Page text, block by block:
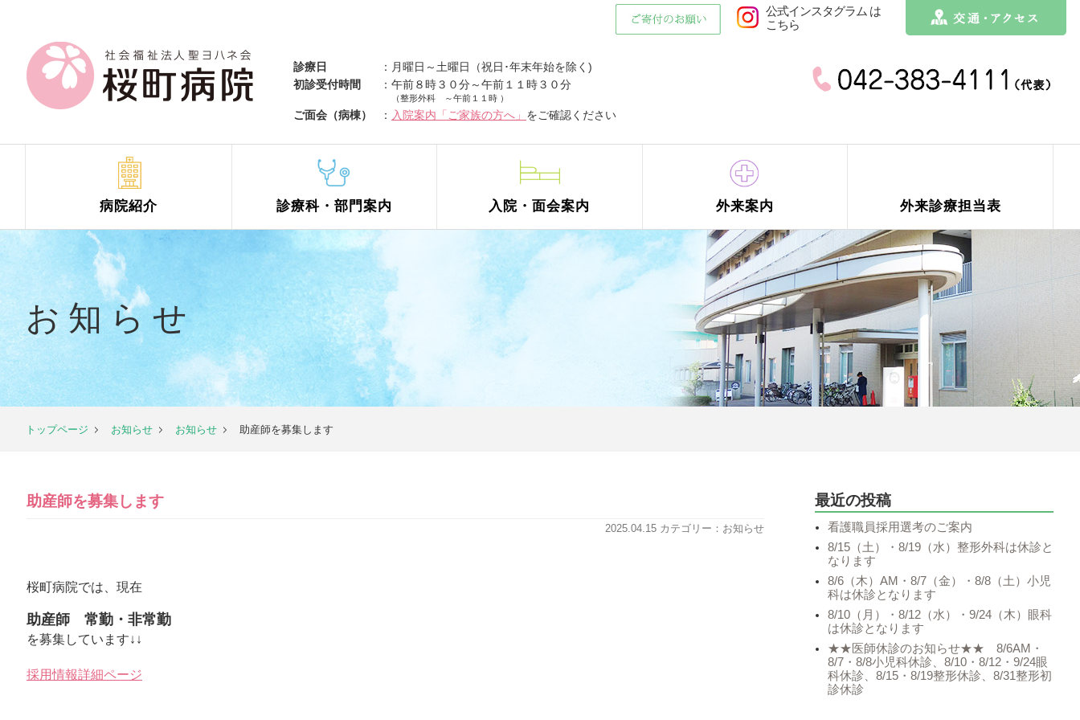
公式インスタグラム は
こちら
診療日 ：月 曜日 ～土曜日（祝日･年末年始を除く)
初診受付時間
：午前８時３０分～午前１１時３０分
（整形外科 ～午前１１時 ）
ご面会（病棟） ： 入院案内「ご家族の方へ」 をご確認ください
病院紹介 診療科・部門案内 入院・面会案内 外来案内 外来診療担当表
お知らせ
トップページ お知らせ お知らせ 助産師を募集します
助産師を募集します
2025.04.15 カテゴリー：お知らせ
桜町病院では、現在
助産師 常勤・非常勤
を募集しています↓↓
採用情報詳細ページ
最近の投稿
看護職員採用選考のご案内
8/15（土）・8/19（水）整形外科は休診と
なります
8/6（木）AM・8/7（金）・8/8（土）小児
科は休診となります
8/10（月）・8/12（水）・9/24（木）眼科
は休診となります
★★医師休診のお知らせ★★ 8/6AM・
8/7・8/8小児科休診、8/10・8/12・9/24眼
科休診、8/15・8/19整形休診、8/31整形初
診休診